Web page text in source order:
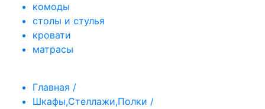
комоды
столы и стулья
кровати
матрасы
Главная /
Шкафы,Стеллажи,Полки /